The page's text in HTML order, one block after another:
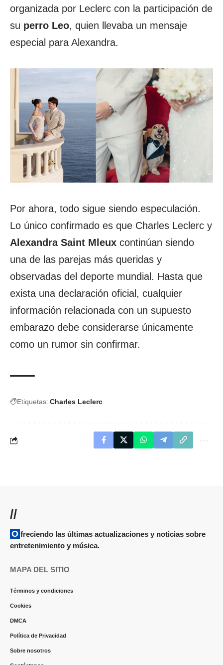
organizada por Leclerc con la participación de
su perro Leo, quien llevaba un mensaje
especial para Alexandra.
Por ahora, todo sigue siendo especulación.
Lo único confirmado es que Charles Leclerc y
Alexandra Saint Mleux continúan siendo
una de las parejas más queridas y
observadas del deporte mundial. Hasta que
exista una declaración oficial, cualquier
información relacionada con un supuesto
embarazo debe considerarse únicamente
como un rumor sin confirmar.
Etiquetas: Charles Leclerc
//
Ofreciendo las últimas actualizaciones y noticias sobre
entretenimiento y música.
MAPA DEL SITIO
Términos y condiciones
Cookies
DMCA
Política de Privacidad
Sobre nosotros